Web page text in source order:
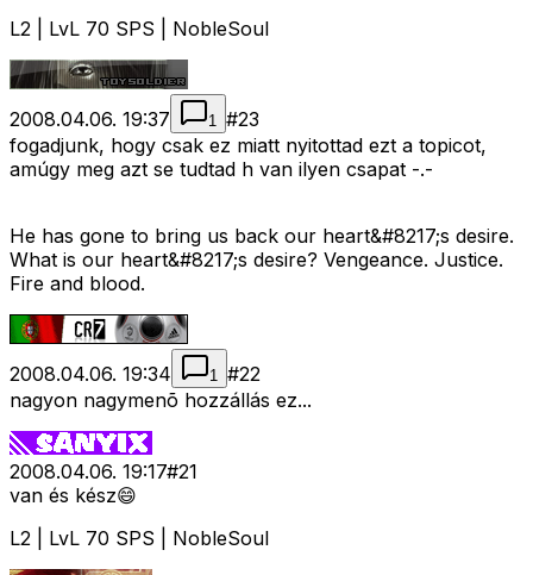
L2 | LvL 70 SPS | NobleSoul
2008.04.06. 19:37 1 #23
fogadjunk, hogy csak ez miatt nyitottad ezt a topicot,
amúgy meg azt se tudtad h van ilyen csapat -.-
He has gone to bring us back our heart&#8217;s desire.
What is our heart&#8217;s desire? Vengeance. Justice.
Fire and blood.
2008.04.06. 19:34 1 #22
nagyon nagymenõ hozzállás ez...
2008.04.06. 19:17#21
van és kész😄
L2 | LvL 70 SPS | NobleSoul